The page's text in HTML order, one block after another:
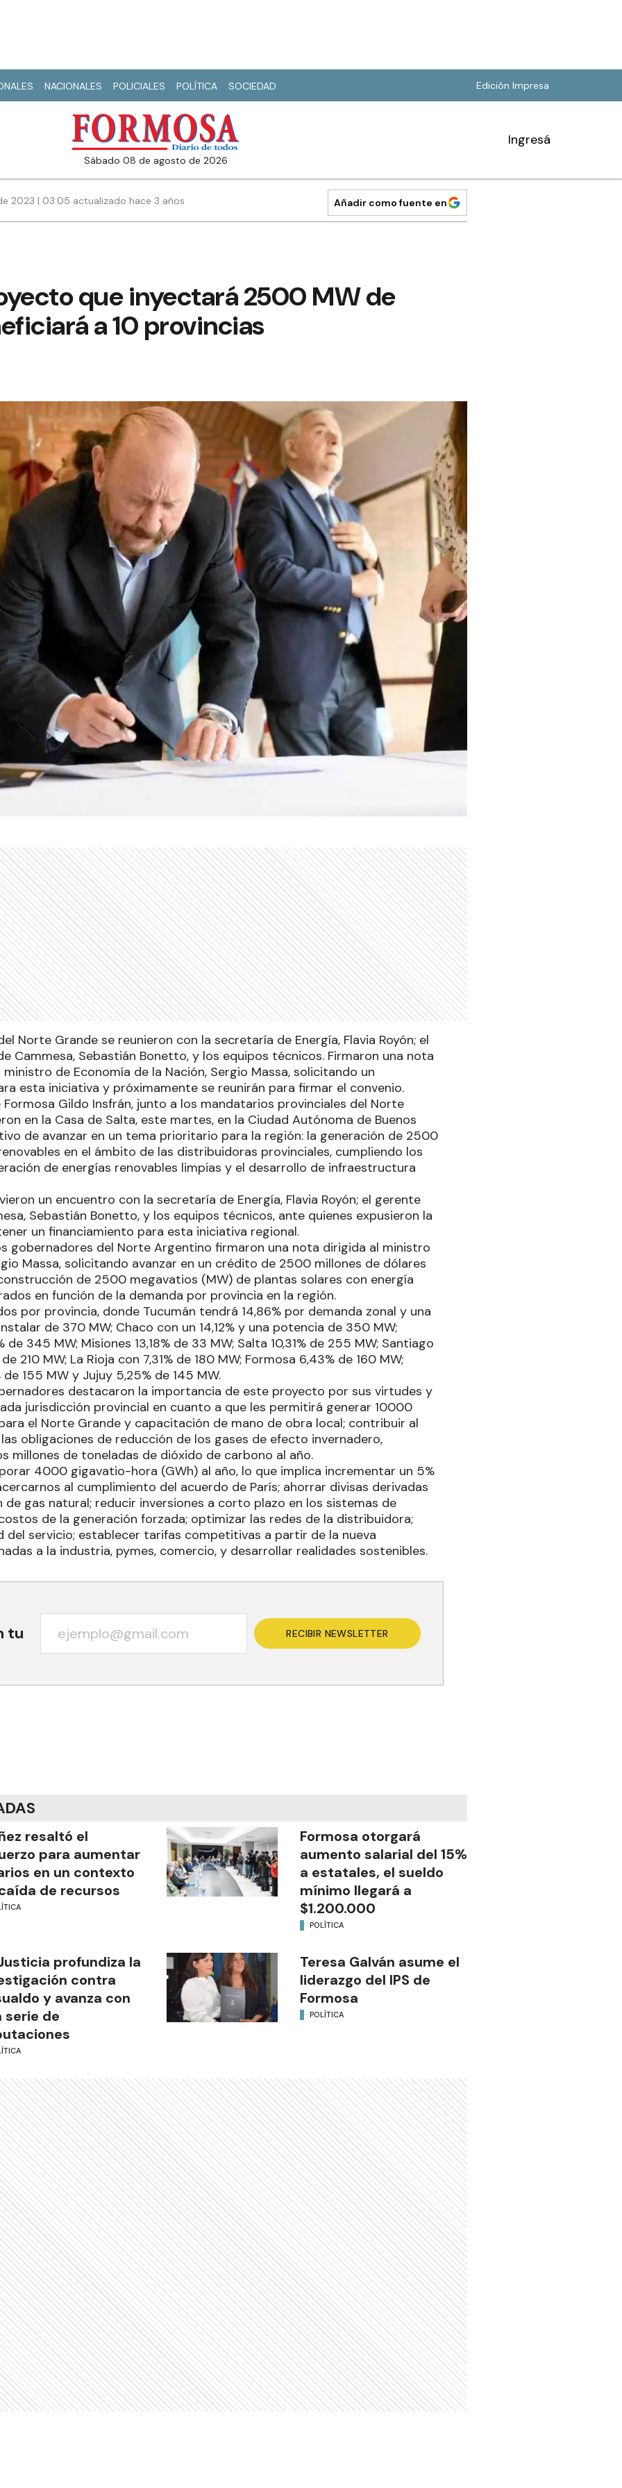
NACIONALES POLICIALES POLÍTICA SOCIEDAD Edición Impresa
sábado 08 de agosto de 2026
Ingresá
2023 | 03:05 actualizado hace 3 años Añadir como fuente en
que inyectará 2500 MW de
a 10 provincias
Norte Grande se reunieron con la secretaría de Energía, Flavia Royón; el
Cammesa, Sebastián Bonetto, y los equipos técnicos. Firmaron una nota
de Economía de la Nación, Sergio Massa, solicitando un
esta iniciativa y próximamente se reunirán para firmar el convenio.
Gildo Insfrán, junto a los mandatarios provinciales del Norte
en la Casa de Salta, este martes, en la Ciudad Autónoma de Buenos
de avanzar en un tema prioritario para la región: la generación de 2500
en el ámbito de las distribuidoras provinciales, cumpliendo los
de energías renovables limpias y el desarrollo de infraestructura
un encuentro con la secretaría de Energía, Flavia Royón; el gerente
Sebastián Bonetto, y los equipos técnicos, ante quienes expusieron la
un financiamiento para esta iniciativa regional.
gobernadores del Norte Argentino firmaron una nota dirigida al ministro
Massa, solicitando avanzar en un crédito de 2500 millones de dólares
de 2500 megavatios (MW) de plantas solares con energía
en función de la demanda por provincia en la región.
por provincia, donde Tucumán tendrá 14,86% por demanda zonal y una
de 370 MW; Chaco con un 14,12% y una potencia de 350 MW;
de 345 MW; Misiones 13,18% de 33 MW; Salta 10,31% de 255 MW; Santiago
210 MW; La Rioja con 7,31% de 180 MW; Formosa 6,43% de 160 MW;
155 MW y Jujuy 5,25% de 145 MW.
destacaron la importancia de este proyecto por sus virtudes y
jurisdicción provincial en cuanto a que les permitirá generar 10000
el Norte Grande y capacitación de mano de obra local; contribuir al
obligaciones de reducción de los gases de efecto invernadero,
millones de toneladas de dióxido de carbono al año.
4000 gigavatio-hora (GWh) al año, lo que implica incrementar un 5%
al cumplimiento del acuerdo de París; ahorrar divisas derivadas
gas natural; reducir inversiones a corto plazo en los sistemas de
de la generación forzada; optimizar las redes de la distribuidora;
del servicio; establecer tarifas competitivas a partir de la nueva
a la industria, pymes, comercio, y desarrollar realidades sostenibles.
tu RECIBIR NEWSLETTER
resaltó el
para aumentar
en un contexto
de recursos
Formosa otorgará
aumento salarial del 15%
a estatales, el sueldo
mínimo llegará a
$1.200.000
POLÍTICA
profundiza la
contra
y avanza con
serie de
Teresa Galván asume el
liderazgo del IPS de
Formosa
POLÍTICA